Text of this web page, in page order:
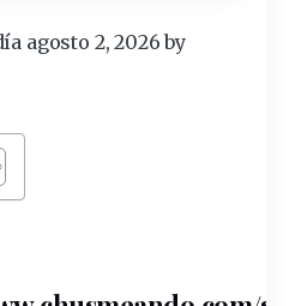
agosto 2, 2026 by